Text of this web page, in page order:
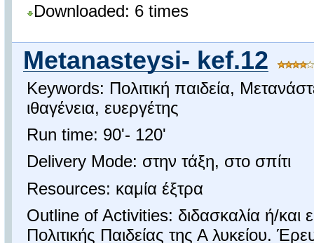
Downloaded: 6 times
Metanasteysi- kef.12
Keywords: Πολιτική παιδεία,
ιθαγένεια, ευεργέτης
Run time: 90'- 120'
Delivery Mode: στην τάξη, στο σπίτι
Resources: καμία έξτρα
Outline of Activities: διδασκαλία ή/
Πολιτικής Παιδείας της Α λυκείου.